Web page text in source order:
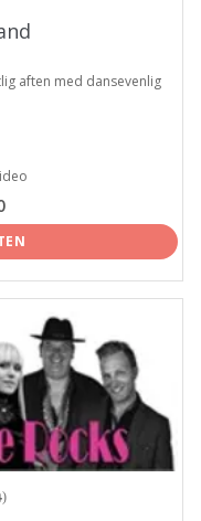
aften med dansevenlig